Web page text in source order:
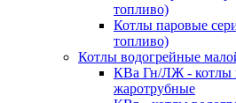
топливо)
Котлы паровые
топливо)
Котлы водогрейные
КВа Гн/ЛЖ - котлы
жаротрубные